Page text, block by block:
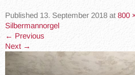
Published 13. September 2018 at 800
Silbermannorgel
← Previous
Next →